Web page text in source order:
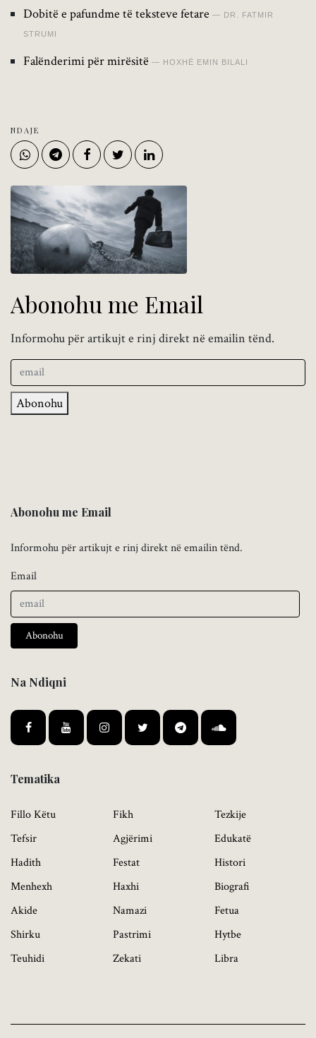
Dobitë e pafundme të teksteve fetare DR. FATMIR
STRUMI
Falënderimi për mirësitë HOXHË EMIN BILALI
NDAJE
Abonohu me Email
Informohu për artikujt e rinj direkt në emailin tënd.
Abonohu
Abonohu me Email
Informohu për artikujt e rinj direkt në emailin tënd.
Email
Abonohu
Na Ndiqni
Tematika
Fillo Këtu
Tefsir
Hadith
Menhexh
Akide
Shirku
Teuhidi
Fikh
Agjërimi
Festat
Haxhi
Namazi
Pastrimi
Zekati
Tezkije
Edukatë
Histori
Biografi
Fetua
Hytbe
Libra